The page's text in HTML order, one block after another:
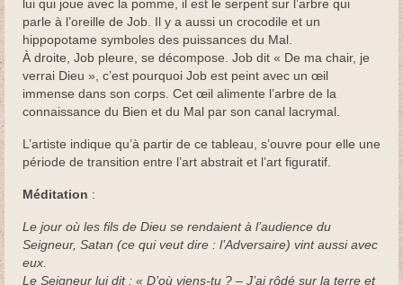
Christ
Saint Michel
Christ aux animaux
Dessins
Vitraux
Eglise Saint-Martin de Berd’huis (Orne)
Foyer de charité de Courset (Pas-de-Calais)
lui qui joue avec la pomme, il est le serpent sur l’arbre qui
parle à l’oreille de Job. Il y a aussi un crocodile et un
hippopotame symboles des puissances du Mal.
À droite, Job pleure, se décompose. Job dit « De ma chair, je
verrai Dieu », c’est pourquoi Job est peint avec un œil
immense dans son corps. Cet œil alimente l’arbre de la
connaissance du Bien et du Mal par son canal lacrymal.
L’artiste indique qu’à partir de ce tableau, s’ouvre pour elle une
période de transition entre l’art abstrait et l’art figuratif.
Méditation :
Le jour où les fils de Dieu se rendaient à l’audience du
Seigneur, Satan (ce qui veut dire : l’Adversaire) vint aussi avec
eux.
Le Seigneur lui dit : « D’où viens-tu ? – J’ai rôdé sur la terre et